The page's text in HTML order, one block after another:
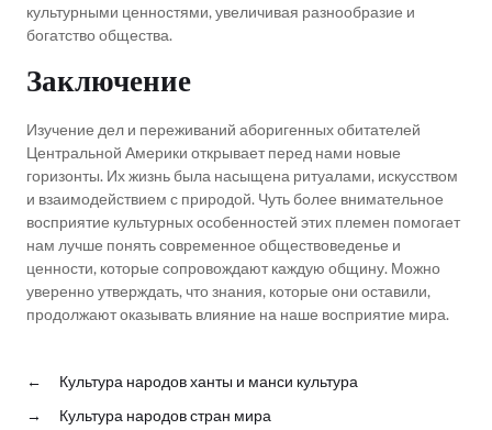
культурными ценностями, увеличивая разнообразие и
богатство общества.
Заключение
Изучение дел и переживаний аборигенных обитателей
Центральной Америки открывает перед нами новые
горизонты. Их жизнь была насыщена ритуалами, искусством
и взаимодействием с природой. Чуть более внимательное
восприятие культурных особенностей этих племен помогает
нам лучше понять современное обществоведенье и
ценности, которые сопровождают каждую общину. Можно
уверенно утверждать, что знания, которые они оставили,
продолжают оказывать влияние на наше восприятие мира.
←
Культура народов ханты и манси культура
→
Культура народов стран мира